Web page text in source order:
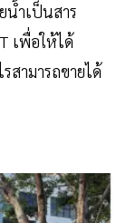
น้ำเป็นสาร
เพื่อให้ได้
สามารถขายได้